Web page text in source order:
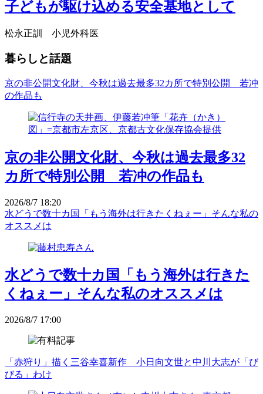
子どもが駆け込める安全基地として
松永正訓 小児外科医
暮らしと話題
京の非公開文化財、今秋は過去最多32カ所で特別公開 若冲
の作品も
京の非公開文化財、今秋は過去最多32
カ所で特別公開 若冲の作品も
2026/8/7 18:20
水どうで数十カ国「もう海外は行きたくねぇー」そんな私の
オススメは
水どうで数十カ国「もう海外は行きた
くねぇー」そんな私のオススメは
2026/8/7 17:00
「赤狩り」描く三谷幸喜新作 小日向文世と中川大志が「び
びる」わけ